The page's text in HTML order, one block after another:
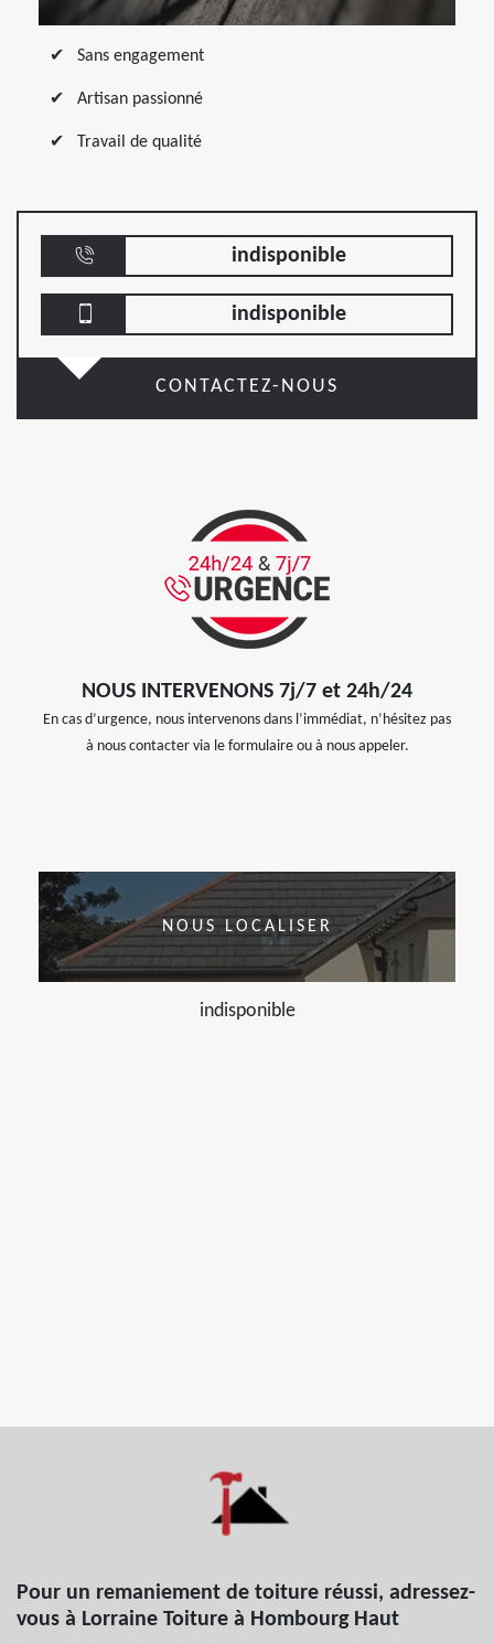
Sans engagement
Artisan passionné
Travail de qualité
indisponible
indisponible
CONTACTEZ-NOUS
NOUS INTERVENONS 7j/7 et 24h/24
En cas d’urgence, nous intervenons dans l’immédiat, n’hésitez pas
à nous contacter via le formulaire ou à nous appeler.
NOUS LOCALISER
indisponible
Pour un remaniement de toiture réussi, adressez-
vous à Lorraine Toiture à Hombourg Haut